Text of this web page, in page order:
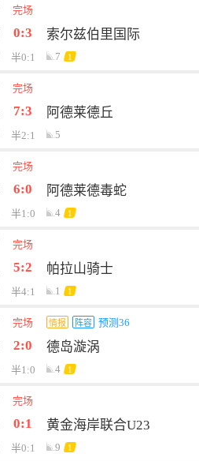
完场
0:3 索尔兹伯里国际
半0:1 7 1
完场
7:3 阿德莱德丘
半2:1 5
完场
6:0 阿德莱德毒蛇
半1:0 4 1
完场
5:2 帕拉山骑士
半4:1 1 1
完场 情报 阵容 预测36
2:0 德岛漩涡
半1:0 4 1
完场
0:1 黄金海岸联合U23
半0:1 9 1